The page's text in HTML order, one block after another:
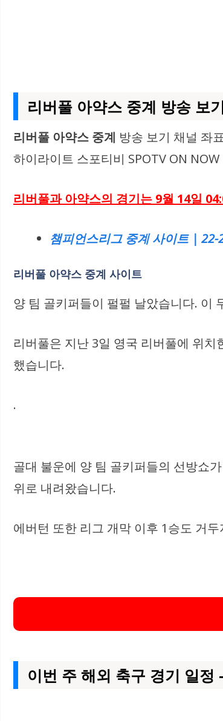
리버풀 아약스 중계 방송 보
리버풀 아약스 중계 방송 보기 채널 좌
하이라이트 스포티비 SPOTV ON
리버풀과아약스의 경기는 9월 14일
챔피언스리그 중계 사이트 | 22-
리버풀 아약스 중계 사이트
양 팀 골키퍼들이 펄펄 날았습니다. 이
리버풀은 지난 3일 영국 리버풀에 위치
했습니다.
.
골대 불운에 양 팀 골키퍼들의 선방쇼
위로 내려왔습니다.
에버턴 또한 리그 개막 이후 1승도 거
이번 주 해외 축구 경기 일